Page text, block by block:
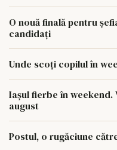
O nouă finală pentru
candidați
Unde scoți copilul în
Iașul fierbe în weekend.
august
Postul, o rugăciune